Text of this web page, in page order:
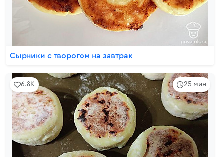
Сырники с творогом на завтрак
25 мин
6.8K